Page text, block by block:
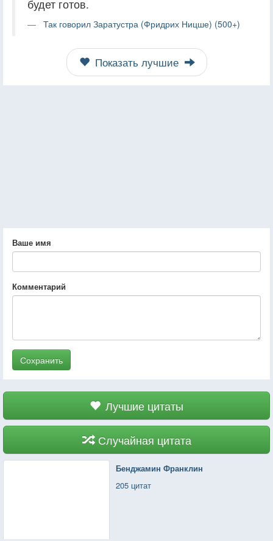
будет готов.
Так говорил Заратустра (Фридрих Ницше) (500+)
Показать лучшие
Ваше имя
Комментарий
Сохранить
Лучшие цитаты
Случайная цитата
Бенджамин Франклин
205 цитат